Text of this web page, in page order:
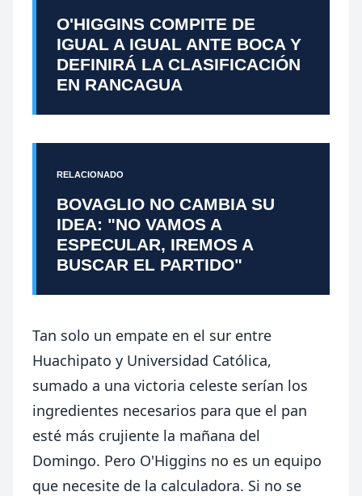
O'HIGGINS COMPITE DE
IGUAL A IGUAL ANTE BOCA Y
DEFINIRÁ LA CLASIFICACIÓN
EN RANCAGUA
RELACIONADO
BOVAGLIO NO CAMBIA SU
IDEA: "NO VAMOS A
ESPECULAR, IREMOS A
BUSCAR EL PARTIDO"
Tan solo un empate en el sur entre
Huachipato y Universidad Católica,
sumado a una victoria celeste serían los
ingredientes necesarios para que el pan
esté más crujiente la mañana del
Domingo. Pero O'Higgins no es un equipo
que necesite de la calculadora. Si no se